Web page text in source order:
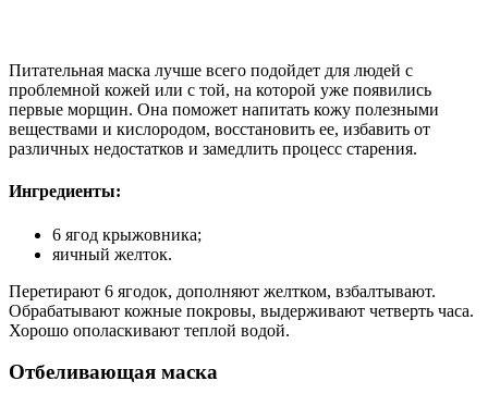
Питательная маска лучше всего подойдет для людей с
проблемной кожей или с той, на которой уже появились
первые морщин. Она поможет напитать кожу полезными
веществами и кислородом, восстановить ее, избавить от
различных недостатков и замедлить процесс старения.
Ингредиенты:
6 ягод крыжовника;
яичный желток.
Перетирают 6 ягодок, дополняют желтком, взбалтывают.
Обрабатывают кожные покровы, выдерживают четверть часа.
Хорошо ополаскивают теплой водой.
Отбеливающая маска